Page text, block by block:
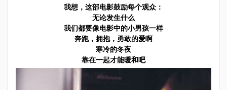
我想，这部电影鼓励每个观众：
无论发生什么
我们都要像电影中的小男孩一样
奔跑，拥抱，勇敢的爱啊
寒冷的冬夜
靠在一起才能暖和吧